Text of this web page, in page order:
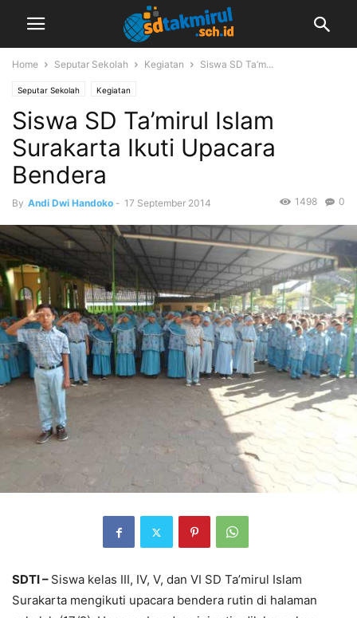
Home Seputar Sekolah Kegiatan Siswa SD Ta’m...
Seputar Sekolah Kegiatan
Siswa SD Ta’mirul Islam
Surakarta Ikuti Upacara
Bendera
By Andi Dwi Handoko - 17 September 2014 0
1498
SDTI – Siswa kelas III, IV, V, dan VI SD Ta’mirul Islam
Surakarta mengikuti upacara bendera rutin di halaman